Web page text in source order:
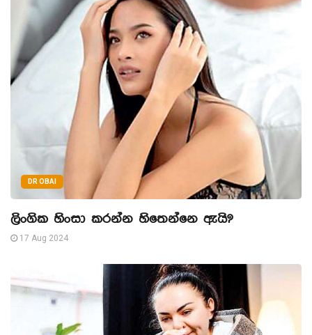
DR OBAI
ලිංගික හිංසා කරන්න හිතෙන්නෙ ඇයි?
17 Aug 2024